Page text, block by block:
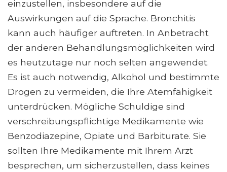
einzustellen, insbesondere auf die
Auswirkungen auf die Sprache. Bronchitis
kann auch häufiger auftreten. In Anbetracht
der anderen Behandlungsmöglichkeiten wird
es heutzutage nur noch selten angewendet.
Es ist auch notwendig, Alkohol und bestimmte
Drogen zu vermeiden, die Ihre Atemfähigkeit
unterdrücken. Mögliche Schuldige sind
verschreibungspflichtige Medikamente wie
Benzodiazepine, Opiate und Barbiturate. Sie
sollten Ihre Medikamente mit Ihrem Arzt
besprechen, um sicherzustellen, dass keines